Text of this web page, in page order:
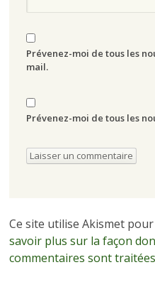
Prévenez-moi de tous les
mail.
Prévenez-moi de tous les
Ce site utilise Akismet
savoir plus sur la façon
commentaires sont traitées